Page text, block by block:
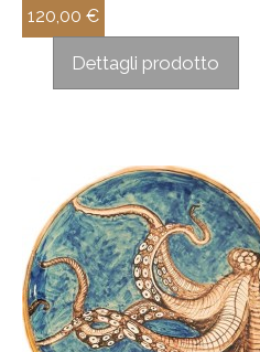
120,00 €
Dettagli prodotto